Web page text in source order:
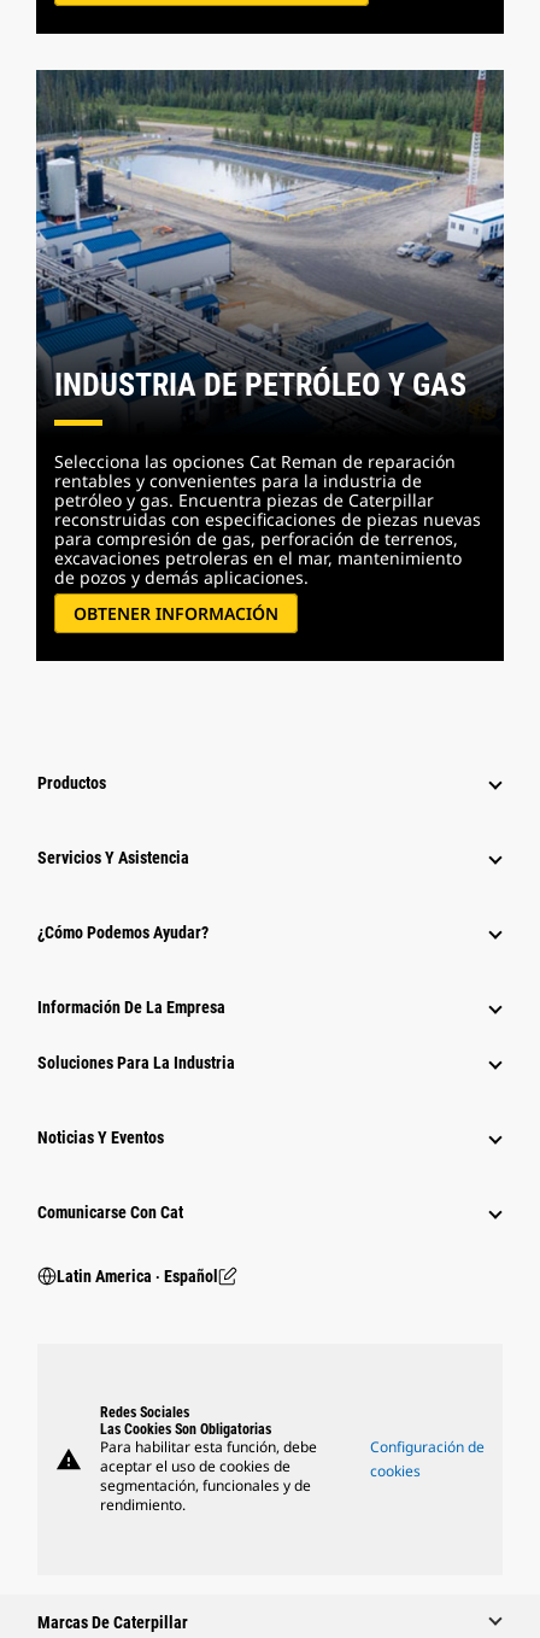
INDUSTRIA DE PETRÓLEO Y GAS
Selecciona las opciones Cat Reman de reparación
rentables y convenientes para la industria de
petróleo y gas. Encuentra piezas de Caterpillar
reconstruidas con especificaciones de piezas nuevas
para compresión de gas, perforación de terrenos,
excavaciones petroleras en el mar, mantenimiento
de pozos y demás aplicaciones.
OBTENER INFORMACIÓN
Productos
Servicios Y Asistencia
¿Cómo Podemos Ayudar?
Información De La Empresa
Soluciones Para La Industria
Noticias Y Eventos
Comunicarse Con Cat
Latin America ‧ Español
warning
Redes Sociales
Las Cookies Son Obligatorias
Para habilitar esta función, debe
aceptar el uso de cookies de
segmentación, funcionales y de
rendimiento.
Configuración de
cookies
Marcas De Caterpillar